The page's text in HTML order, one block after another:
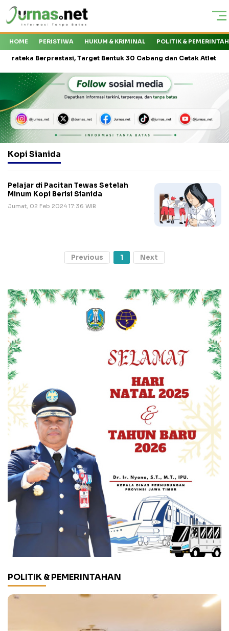
HOME PERISTIWA HUKUM & KRIMINAL POLITIK &
Berprestasi, Target Bentuk 30 Cabang dan Cetak Atlet Nasional
Kopi Sianida
Pelajar di Pacitan Tewas Setelah
Minum Kopi Berisi Sianida
Jumat, 02 Feb 2024 17:36 WIB
Previous 1 Next
POLITIK & PEMERINTAHAN